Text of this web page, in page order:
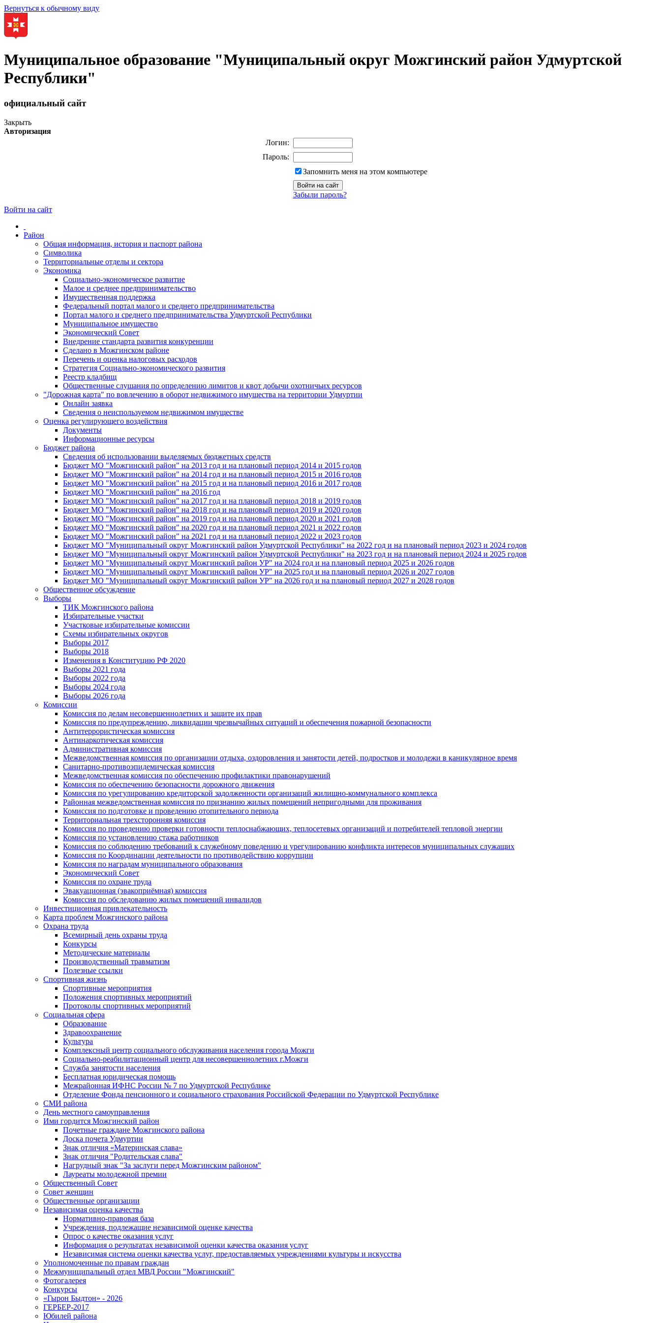
Вернуться к обычному виду
Муниципальное образование "Муниципальный округ Можгинский район Удмуртской
Республики"
официальный сайт
Закрыть
Авторизация
Логин:
Пароль:
Запомнить меня на этом компьютере
Забыли пароль?
Войти на сайт
Район
Общая информация, история и паспорт района
Символика
Территориальные отделы и сектора
Экономика
Социально-экономическое развитие
Малое и среднее предпринимательство
Имущественная поддержка
Федеральный портал малого и среднего предпринимательства
Портал малого и среднего предпринимательства Удмуртской Республики
Муниципальное имущество
Экономический Совет
Внедрение стандарта развития конкуренции
Сделано в Можгинском районе
Перечень и оценка налоговых расходов
Стратегия Социально-экономического развития
Реестр кладбищ
Общественные слушания по определению лимитов и квот добычи охотничьих ресурсов
"Дорожная карта" по вовлечению в оборот недвижимого имущества на территории Удмуртии
Онлайн заявка
Сведения о неиспользуемом недвижимом имуществе
Оценка регулирующего воздействия
Документы
Информационные ресурсы
Бюджет района
Сведения об использовании выделяемых бюджетных средств
Бюджет МО "Можгинский район" на 2013 год и на плановый период 2014 и 2015 годов
Бюджет МО "Можгинский район" на 2014 год и на плановый период 2015 и 2016 годов
Бюджет МО "Можгинский район" на 2015 год и на плановый период 2016 и 2017 годов
Бюджет МО "Можгинский район" на 2016 год
Бюджет МО "Можгинский район" на 2017 год и на плановый период 2018 и 2019 годов
Бюджет МО "Можгинский район" на 2018 год и на плановый период 2019 и 2020 годов
Бюджет МО "Можгинский район" на 2019 год и на плановый период 2020 и 2021 годов
Бюджет МО "Можгинский район" на 2020 год и на плановый период 2021 и 2022 годов
Бюджет МО "Можгинский район" на 2021 год и на плановый период 2022 и 2023 годов
Бюджет МО "Муниципальный округ Можгинский район Удмуртской Республики" на 2022 год и на плановый период 2023 и 2024 годов
Бюджет МО "Муниципальный округ Можгинский район Удмуртской Республики" на 2023 год и на плановый период 2024 и 2025 годов
Бюджет МО "Муниципальный округ Можгинский район УР" на 2024 год и на плановый период 2025 и 2026 годов
Бюджет МО "Муниципальный округ Можгинский район УР" на 2025 год и на плановый период 2026 и 2027 годов
Бюджет МО "Муниципальный округ Можгинский район УР" на 2026 год и на плановый период 2027 и 2028 годов
Общественное обсуждение
Выборы
ТИК Можгинского района
Избирательные участки
Участковые избирательные комиссии
Схемы избирательных округов
Выборы 2017
Выборы 2018
Изменения в Конституцию РФ 2020
Выборы 2021 года
Выборы 2022 года
Выборы 2024 года
Выборы 2026 года
Комиссии
Комиссия по делам несовершеннолетних и защите их прав
Комиссия по предупреждению, ликвидации чрезвычайных ситуаций и обеспечения пожарной безопасности
Антитеррористическая комиссия
Антинаркотическая комиссия
Административная комиссия
Межведомственная комиссия по организации отдыха, оздоровления и занятости детей, подростков и молодежи в каникулярное время
Санитарно-противоэпидемическая комиссия
Межведомственная комиссия по обеспечению профилактики правонарушений
Комиссия по обеспечению безопасности дорожного движения
Комиссия по урегулированию кредиторской задолженности организаций жилищно-коммунального комплекса
Районная межведомственная комиссия по признанию жилых помещений непригодными для проживания
Комиссия по подготовке и проведению отопительного периода
Территориальная трехсторонняя комиссия
Комиссия по проведению проверки готовности теплоснабжающих, теплосетевых организаций и потребителей тепловой энергии
Комиссия по установлению стажа работников
Комиссия по соблюдению требований к служебному поведению и урегулированию конфликта интересов муниципальных служащих
Комиссия по Координации деятельности по противодействию коррупции
Комиссия по наградам муниципального образования
Экономический Совет
Комиссия по охране труда
Эвакуационная (эвакоприёмная) комиссия
Комиссия по обследованию жилых помещений инвалидов
Инвестиционная привлекательность
Карта проблем Можгинского района
Охрана труда
Всемирный день охраны труда
Конкурсы
Методические материалы
Производственный травматизм
Полезные ссылки
Спортивная жизнь
Спортивные мероприятия
Положения спортивных мероприятий
Протоколы спортивных мероприятий
Социальная сфера
Образование
Здравоохранение
Культура
Комплексный центр социального обслуживания населения города Можги
Социально-реабилитационный центр для несовершеннолетних г.Можги
Служба занятости населения
Бесплатная юридическая помощь
Межрайонная ИФНС России № 7 по Удмуртской Республике
Отделение Фонда пенсионного и социального страхования Российской Федерации по Удмуртской Республике
СМИ района
День местного самоуправления
Ими гордится Можгинский район
Почетные граждане Можгинского района
Доска почета Удмуртии
Знак отличия «Материнская слава»
Знак отличия "Родительская слава"
Нагрудный знак "За заслуги перед Можгинским районом"
Лауреаты молодежной премии
Общественный Совет
Совет женщин
Общественные организации
Независимая оценка качества
Нормативно-правовая база
Учреждения, подлежащие независимой оценке качества
Опрос о качестве оказания услуг
Информация о результатах независимой оценки качества оказания услуг
Независимая система оценки качества услуг, предоставляемых учреждениями культуры и искусства
Уполномоченные по правам граждан
Межмуниципальный отдел МВД России "Можгинский"
Фотогалерея
Конкурсы
«Гырон Быдтон» - 2026
ГЕРБЕР-2017
Юбилей района